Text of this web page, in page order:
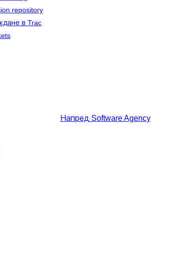
repository
в Trac
Напред Software Agency